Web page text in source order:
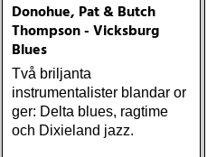
Donohue, Pat & Butch
Thompson - Vicksburg
Blues
Två briljanta
instrumentalister blandar or
ger: Delta blues, ragtime
och Dixieland jazz.